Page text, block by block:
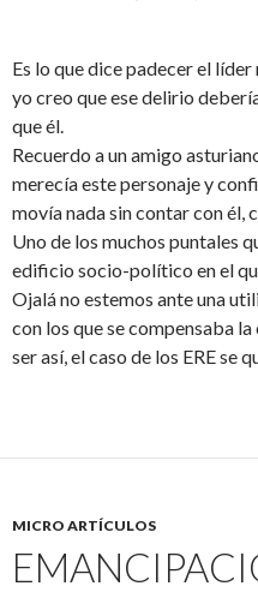
Es lo que dice padecer el
yo creo que ese delirio
que él.
Recuerdo a un amigo
merecía este personaje y
movía nada sin contar con él,
Uno de los muchos puntales
edificio socio-político en el
Ojalá no estemos ante una
con los que se compensaba
ser así, el caso de los ERE se
MICRO ARTÍCULOS